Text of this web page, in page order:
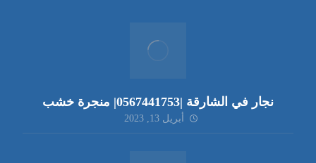
نجار في الشارقة |0567441753| منجرة خشب
أبريل 13, 2023